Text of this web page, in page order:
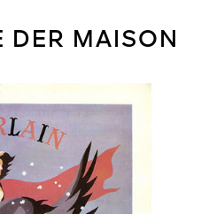
DER MAISON